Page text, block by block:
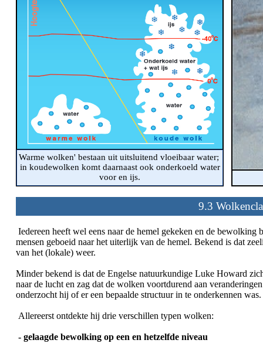
Warme wolken' bestaan uit uitsluitend vloeibaar water;
in koudewolken komt daarnaast ook onderkoeld water
voor en ijs.
9.3
Iedereen heeft wel eens naar de hemel gekeken en de
mensen geboeid naar het uiterlijk van de hemel. Bekend is dat
van het (lokale) weer.
Minder bekend is dat de Engelse natuurkundige Luke Howard
naar de lucht en zag dat de wolken voortdurend aan
onderzocht hij of er een bepaalde structuur in te onderkennen
Allereerst ontdekte hij drie verschillen typen wolken:
- gelaagde bewolking op een en hetzelfde niveau